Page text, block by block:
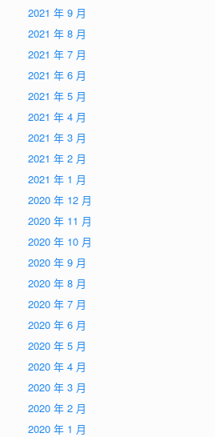
2021 年 9 月
2021 年 8 月
2021 年 7 月
2021 年 6 月
2021 年 5 月
2021 年 4 月
2021 年 3 月
2021 年 2 月
2021 年 1 月
2020 年 12 月
2020 年 11 月
2020 年 10 月
2020 年 9 月
2020 年 8 月
2020 年 7 月
2020 年 6 月
2020 年 5 月
2020 年 4 月
2020 年 3 月
2020 年 2 月
2020 年 1 月